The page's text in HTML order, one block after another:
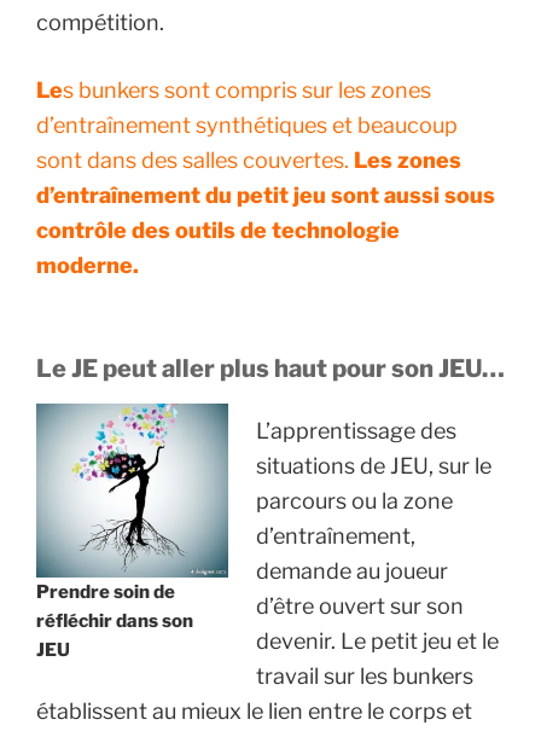
compétition.
Les bunkers sont compris sur les zones
d’entraînement synthétiques et beaucoup
sont dans des salles couvertes. Les zones
d’entraînement du petit jeu sont aussi sous
contrôle des outils de technologie
moderne.
Le JE peut aller plus haut pour son JEU…
Prendre soin de
réfléchir dans son
JEU
L’apprentissage des
situations de JEU, sur le
parcours ou la zone
d’entraînement,
demande au joueur
d’être ouvert sur son
devenir. Le petit jeu et le
travail sur les bunkers
établissent au mieux le lien entre le corps et